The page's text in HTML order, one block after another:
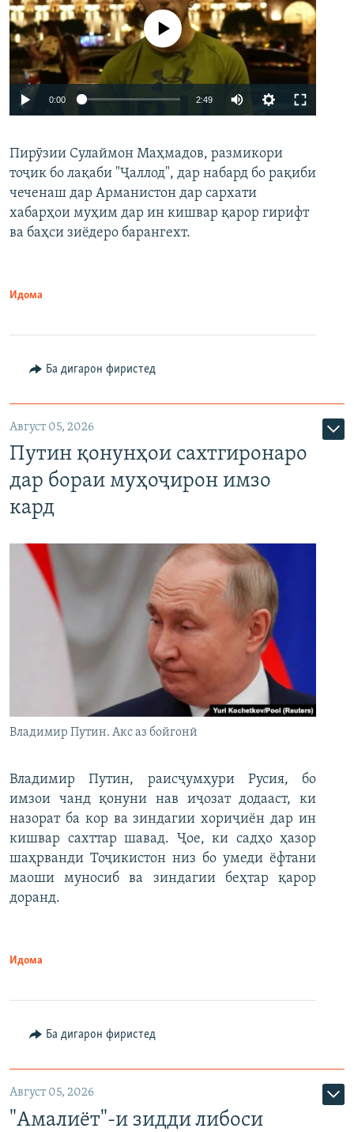
Auto 240p 360p 480p
720p 1080p
Феълан кор намекунад
0:00 2:49
360p
480p
Пирӯзии Сулаймон Маҳмадов, размикори
тоҷик бо лақаби "Ҷаллод", дар набард бо рақиби
чеченаш дар Арманистон дар сархати
хабарҳои муҳим дар ин кишвар қарор гирифт
ва баҳси зиёдеро барангехт.
Идома
Ба дигарон фиристед
Август 05, 2026
Путин қонунҳои сахтгиронаро
дар бораи муҳоҷирон имзо
кард
Владимир Путин. Акс аз бойгонӣ
Владимир Путин, раисҷумҳури Русия, бо
имзои чанд қонуни нав иҷозат додааст, ки
назорат ба кор ва зиндагии хориҷиён дар ин
кишвар сахттар шавад. Ҷое, ки садҳо ҳазор
шаҳрванди Тоҷикистон низ бо умеди ёфтани
маоши муносиб ва зиндагии беҳтар қарор
доранд.
Идома
Ба дигарон фиристед
Август 05, 2026
"Амалиёт"-и зидди либоси